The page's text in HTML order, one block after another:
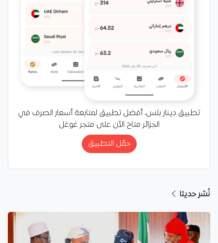
تطبيق دينار بلس، أفضل تطبيق لمتابعة أسعار الصرف في
الجزائر متاح الآن على متجر غوغل
حمّل التطبيق
نُشر حديثا